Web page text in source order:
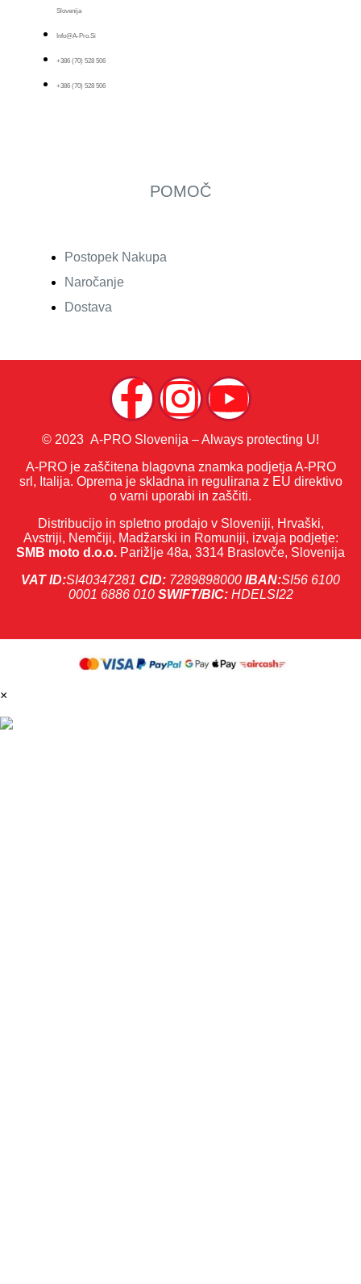
Slovenija
Info@a-Pro.si
+386 (70) 528 506
+386 (70) 528 506
POMOČ
Postopek Nakupa
Naročanje
Dostava
© 2023 A-PRO Slovenija – Always protecting U!
A-PRO je zaščitena blagovna znamka podjetja A-PRO
srl, Italija. Oprema je skladna in regulirana z EU direktivo
o varni uporabi in zaščiti.
Distribucijo in spletno prodajo v Sloveniji, Hrvaški,
Avstriji, Nemčiji, Madžarski in Romuniji, izvaja podjetje:
SMB moto d.o.o. Parižlje 48a, 3314 Braslovče, Slovenija
VAT ID:SI40347281 CID: 7289898000 IBAN:SI56 6100
0001 6886 010 SWIFT/BIC:HDELSI22
×